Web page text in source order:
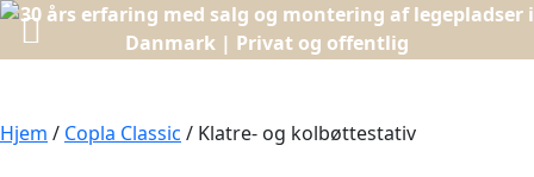
Hjem / Copla Classic / Klatre- og kolbøttestativ